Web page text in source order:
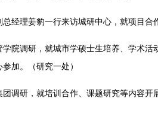
经理姜豹一行来访城研中心，就项目合
院调研，就城市学硕士生培养、学术
加。（研究一处）
调研，就培训合作、课题研究等内容